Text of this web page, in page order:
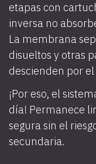
etapas con
inversa no
La membrana
disueltos y otras
descienden por el
¡Por eso, el
día! Permanece
segura sin el
secundaria.